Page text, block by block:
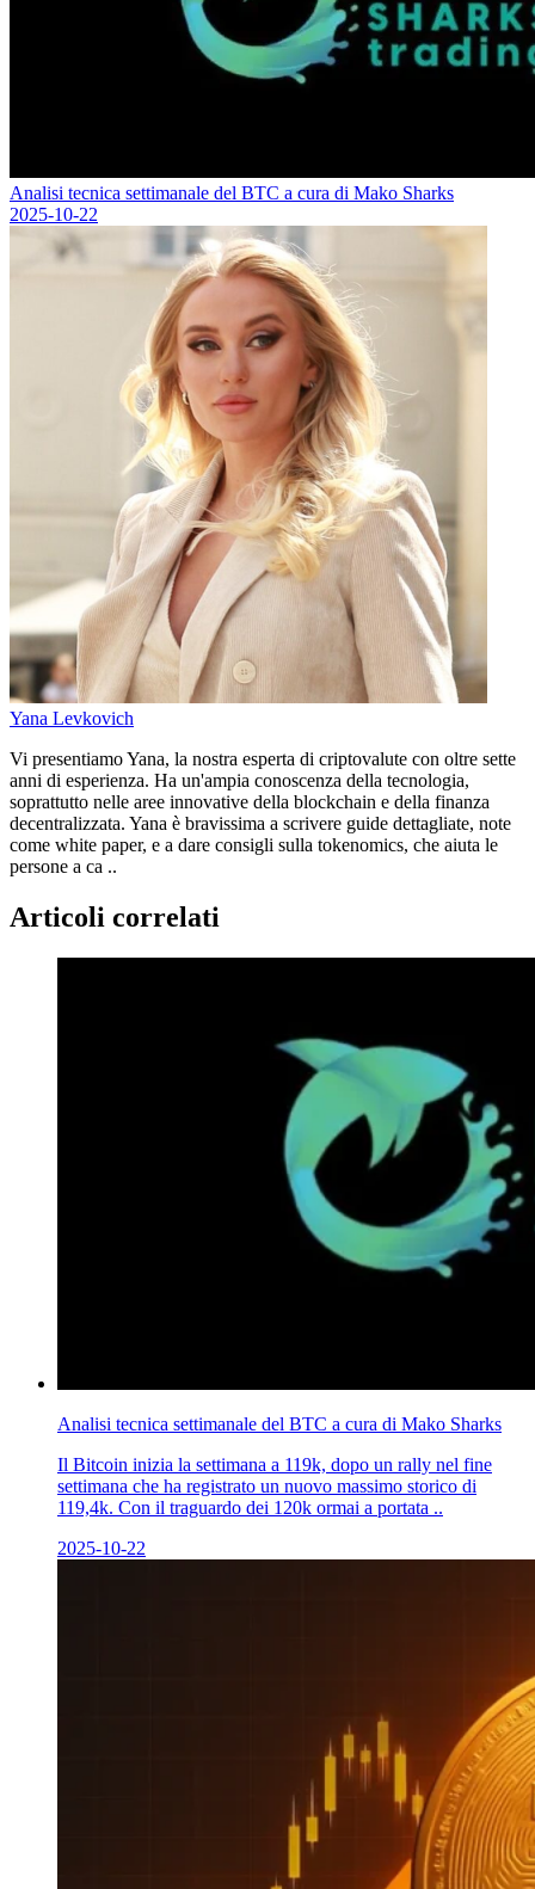
Analisi tecnica settimanale del BTC a cura di Mako Sharks
2025-10-22
Yana Levkovich
Vi presentiamo Yana, la nostra esperta di criptovalute con oltre sette
anni di esperienza. Ha un'ampia conoscenza della tecnologia,
soprattutto nelle aree innovative della blockchain e della finanza
decentralizzata. Yana è bravissima a scrivere guide dettagliate, note
come white paper, e a dare consigli sulla tokenomics, che aiuta le
persone a ca ..
Articoli correlati
Analisi tecnica settimanale del BTC a cura di Mako Sharks
Il Bitcoin inizia la settimana a 119k, dopo un rally nel fine
settimana che ha registrato un nuovo massimo storico di
119,4k. Con il traguardo dei 120k ormai a portata ..
2025-10-22